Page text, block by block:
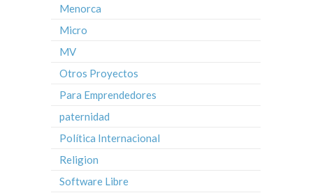
Menorca
Micro
MV
Otros Proyectos
Para Emprendedores
paternidad
Política Internacional
Religion
Software Libre